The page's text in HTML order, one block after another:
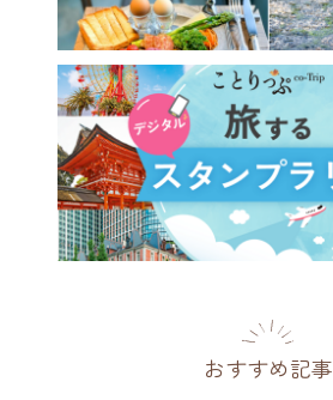
おすすめ記事